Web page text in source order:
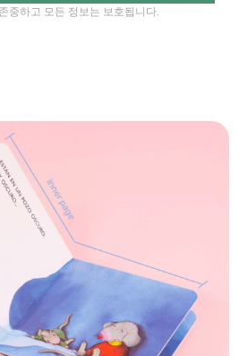
중하고 모든 정보는 보호됩니다.